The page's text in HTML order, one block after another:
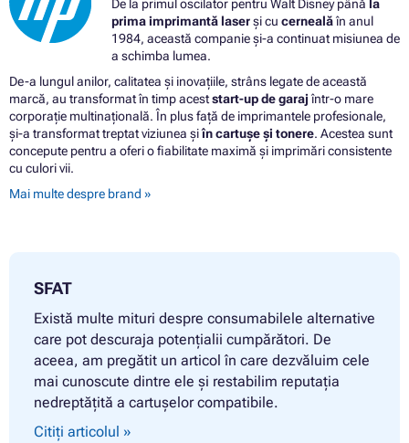
De la primul oscilator pentru Walt Disney până la
prima imprimantă laserși cu cernealăîn anul
1984, această companie și-a continuat misiunea de
a schimba lumea.
De-a lungul anilor, calitatea și inovațiile, strâns legate de această
marcă, au transformat în timp aceststart-up de garaj într-o mare
corporație multinațională. În plus față de imprimantele profesionale,
și-a transformat treptat viziunea șiîn cartușe și tonere. Acestea sunt
concepute pentru a oferi o fiabilitate maximă și imprimări consistente
cu culori vii.
Mai multe despre brand »
SFAT
Există multe mituri despre consumabilele alternative
care pot descuraja potențialii cumpărători. De
aceea, am pregătit un articol în care dezvăluim cele
mai cunoscute dintre ele și restabilim reputația
nedreptățită a cartușelor compatibile.
Citiți articolul »